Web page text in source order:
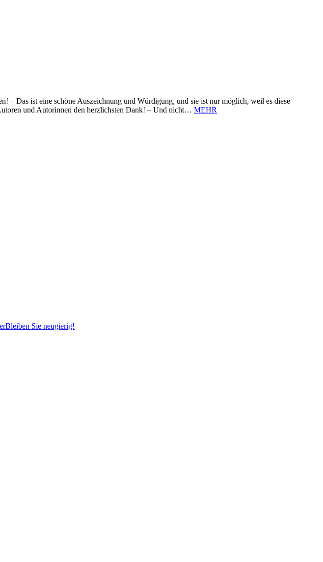
– Das ist eine schöne Auszeichnung und Würdigung, und sie ist nur möglich, weil es diese
und Autorinnen den herzlichsten Dank! – Und nicht… MEHR
Bleiben Sie neugierig!